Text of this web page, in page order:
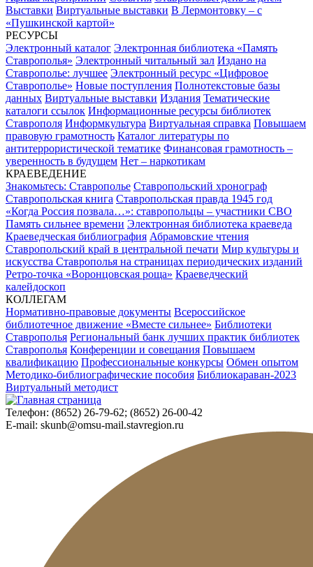
Выставки Виртуальные выставки В Лермонтовку – с
«Пушкинской картой»
РЕСУРСЫ
Электронный каталог Электронная библиотека «Память
Ставрополья» Электронный читальный зал Издано на
Ставрополье: лучшее Электронный ресурс «Цифровое
Ставрополье» Новые поступления Полнотекстовые базы
данных Виртуальные выставки Издания Тематические
каталоги ссылок Информационные ресурсы библиотек
Ставрополя Информкультура Виртуальная справка Повышаем
правовую грамотность Каталог литературы по
антитеррористической тематике Финансовая грамотность –
уверенность в будущем Нет – наркотикам
КРАЕВЕДЕНИЕ
Знакомьтесь: Ставрополье Ставропольский хронограф
Ставропольская книга Ставропольская правда 1945 год
«Когда Россия позвала…»: ставропольцы – участники СВО
Память сильнее времени Электронная библиотека краеведа
Краеведческая библиография Абрамовские чтения
Ставропольский край в центральной печати Мир культуры и
искусства Ставрополья на страницах периодических изданий
Ретро-точка «Воронцовская роща» Краеведческий
калейдоскоп
КОЛЛЕГАМ
Нормативно-правовые документы Всероссийское
библиотечное движение «Вместе сильнее» Библиотеки
Ставрополья Региональный банк лучших практик библиотек
Ставрополья Конференции и совещания Повышаем
квалификацию Профессиональные конкурсы Обмен опытом
Методико-библиографические пособия Библиокараван-2023
Виртуальный методист
Телефон: (8652) 26-79-62; (8652) 26-00-42
E-mail: skunb@omsu-mail.stavregion.ru